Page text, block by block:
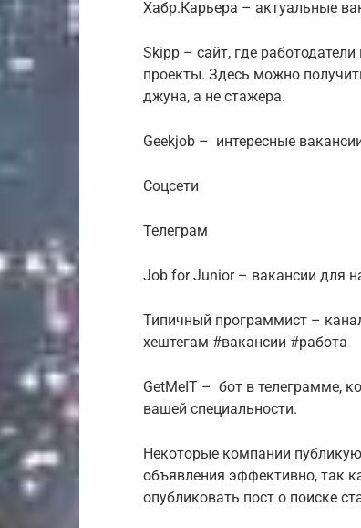
Хабр.Карьера – актуальные
Skipp – сайт, где
проекты. Здесь можно
джуна, а не стажера.
Geekjob – интересные
Соцсети
Телеграм
Job for Junior – вакансии для
Типичный программист –
хештегам #вакансии #работа
GetMeIT – бот в телеграмме,
вашей специальности.
Некоторые компании
объявления эффективно, так
опубликовать пост о поиске